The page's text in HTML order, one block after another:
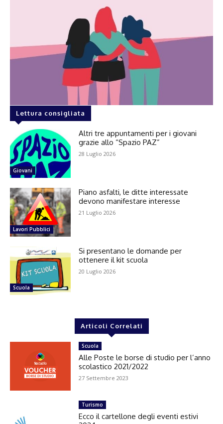
Lettura consigliata
Giovani
Altri tre appuntamenti per i giovani
grazie allo “Spazio PAZ”
28 Luglio 2026
Lavori Pubblici
Piano asfalti, le ditte interessate
devono manifestare interesse
21 Luglio 2026
Scuola
Si presentano le domande per
ottenere il kit scuola
20 Luglio 2026
Articoli Correlati
Scuola
Alle Poste le borse di studio per l’anno
scolastico 2021/2022
27 Settembre 2023
Turismo
Ecco il cartellone degli eventi estivi